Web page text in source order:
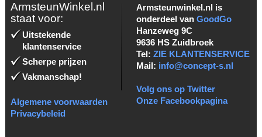
ArmsteunWinkel.nl
staat voor:
Uitstekende
klantenservice
Scherpe prijzen
Vakmanschap!
Algemene voorwaarden
Privacybeleid
Armsteunwinkel.nl is
onderdeel van GoodGo
Hanzeweg 9C
9636 HS Zuidbroek
Tel: ZIE KLANTENSERVICE
Mail: info@concept-s.nl
Volg ons op Twitter
Onze Facebookpagina